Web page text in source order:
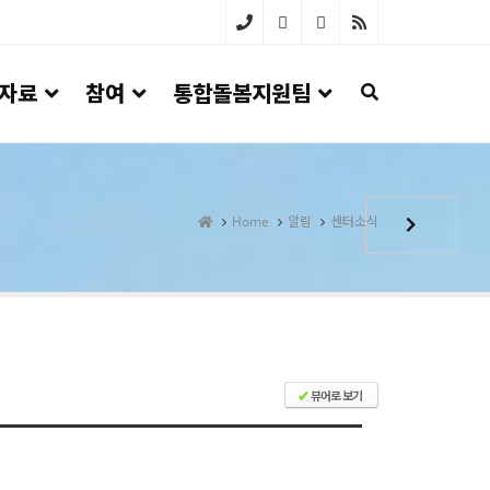
642-
료 참여 통합돌봄지원팀
Home 알림 센터소식
✔뷰어로 보기